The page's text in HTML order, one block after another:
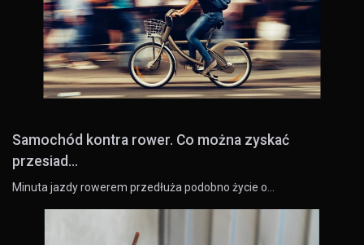
Samochód kontra rower. Co można zyskać
przesiad...
Minuta jazdy rowerem przedłuża podobno życie o…